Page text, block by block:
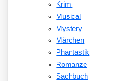
Krimi
Musical
Mystery
Märchen
Phantastik
Romanze
Sachbuch